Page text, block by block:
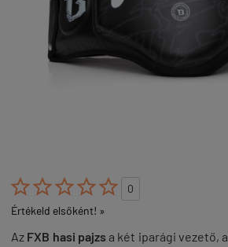

0
Értékeld elsőként! »
Az FXB hasi pajzsa két iparági vezető, a